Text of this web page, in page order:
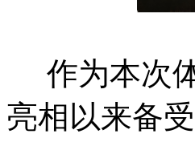
作为本次
亮相以来备